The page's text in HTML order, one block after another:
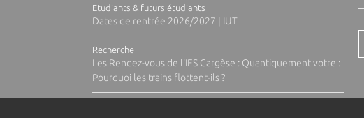
Etudiants & futurs étudiants
Dates de rentrée 2026/2027 | IUT
Recherche
Les Rendez-vous de l'IES Cargèse : Quantiquement votre :
Pourquoi les trains flottent-ils ?